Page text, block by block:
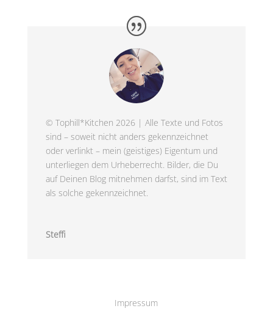
© Tophill*Kitchen 2026 | Alle Texte und Fotos
sind – soweit nicht anders gekennzeichnet
oder verlinkt – mein (geistiges) Eigentum und
unterliegen dem Urheberrecht. Bilder, die Du
auf Deinen Blog mitnehmen darfst, sind im Text
als solche gekennzeichnet.
Steffi
Impressum